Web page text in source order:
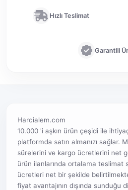
Hızlı Teslimat
Garantili
Harcialem.com
10.000 'i aşkın ürün çeşidi ile
platformda satın almanızı sağlar.
sürelerini ve kargo ücretlerini net
ürün ilanlarında ortalama teslimat
ücretleri net bir şekilde
fiyat avantajının dışında sunduğu